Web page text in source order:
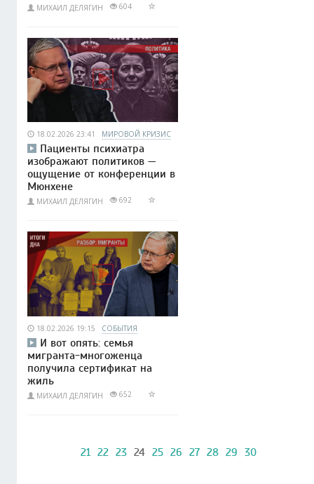
МИХАИЛ ДЕЛЯГИН 604
18.02.2026 23:41 МИРОВОЙ КРИЗИС
Пациенты психиатра
изображают политиков —
ощущение от конференции в
Мюнхене
МИХАИЛ ДЕЛЯГИН 692
18.02.2026 19:15 СОБЫТИЯ
И вот опять: семья
мигранта-многоженца
получила сертификат на
жиль
МИХАИЛ ДЕЛЯГИН 652
21 22 23 24 25 26 27 28 29 30